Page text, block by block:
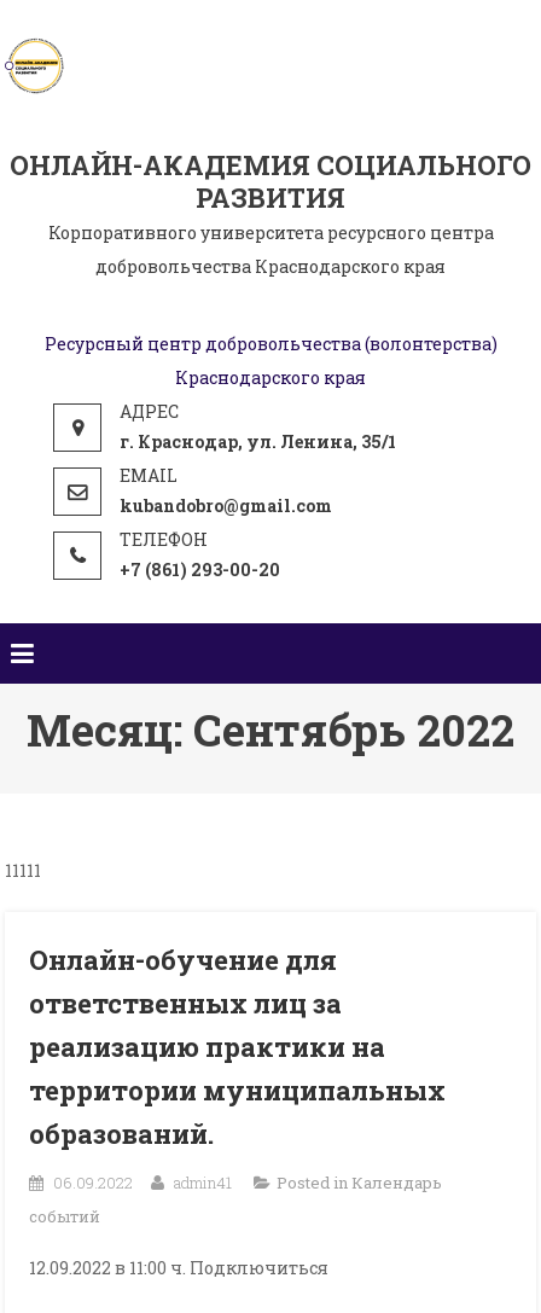
to
content
ОНЛАЙН-АКАДЕМИЯ СОЦИАЛЬНОГО
РАЗВИТИЯ
Корпоративного университета ресурсного центра
добровольчества Краснодарского края
Ресурсный центр добровольчества (волонтерства)
Краснодарского края
г. Краснодар, ул. Ленина, 35/1
kubandobro@gmail.com
+7 (861) 293-00-20
Месяц: Сентябрь 2022
11111
Онлайн-обучение для
ответственных лиц за
реализацию практики на
территории муниципальных
образований.
06.09.2022 admin41 Posted in Календарь
событий
12.09.2022 в 11:00 ч. Подключиться